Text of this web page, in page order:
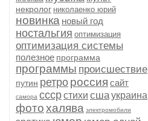
некролог николаенко юрий
новинка новый год
ностальгия оптимизация
оптимизация системы
полезное программа
программы происшествие
путин ретро россия сайт
самора сссрстихи сшаукраина
фотохалява электромобили